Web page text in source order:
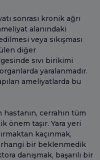
sonrası kronik ağrı
alanındaki
veya sıkışması
diğer
sıvı birikimi
yaralanmadır.
ameliyatlarda bu
cerrahın tüm
önem taşır. Yara yeri
kaçınmak,
bir beklenmedik
danışmak, başarılı bir